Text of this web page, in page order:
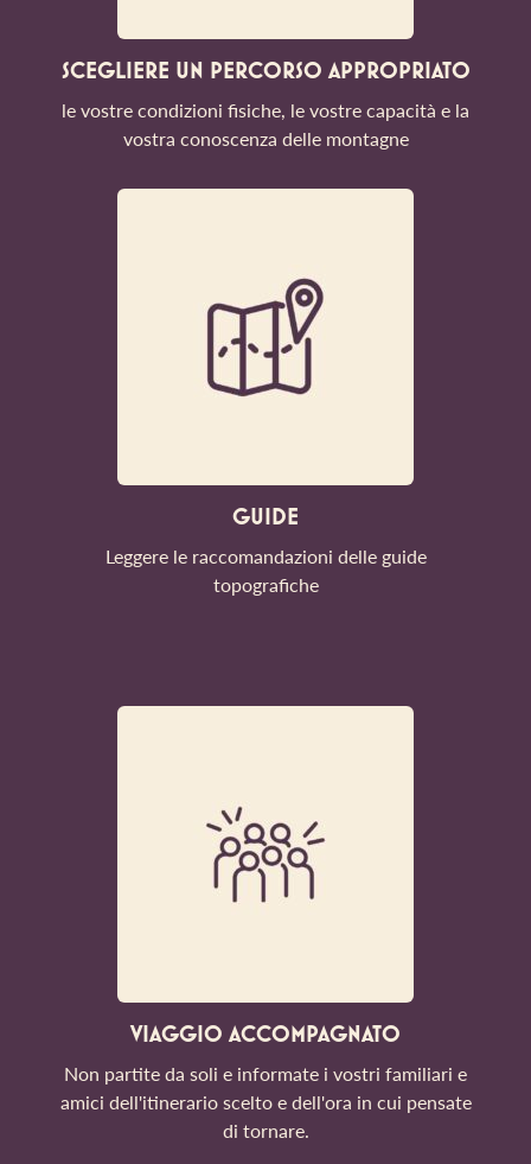
SCEGLIERE UN PERCORSO APPROPRIATO
le vostre condizioni fisiche, le vostre capacità e la
vostra conoscenza delle montagne
GUIDE
Leggere le raccomandazioni delle guide
topografiche
VIAGGIO ACCOMPAGNATO
Non partite da soli e informate i vostri familiari e
amici dell'itinerario scelto e dell'ora in cui pensate
di tornare.